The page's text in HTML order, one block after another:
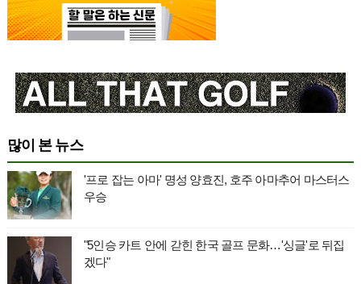
많이 본 뉴스
'프로 잡는 아마' 명성 양효진, 호주 아마추어 마스터스
우승
"5인승 카트 안에 갇힌 한국 골프 문화…'싱글'로 뒤집
겠다"